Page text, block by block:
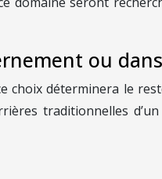
ou
déterminera le
traditionnelles d’un